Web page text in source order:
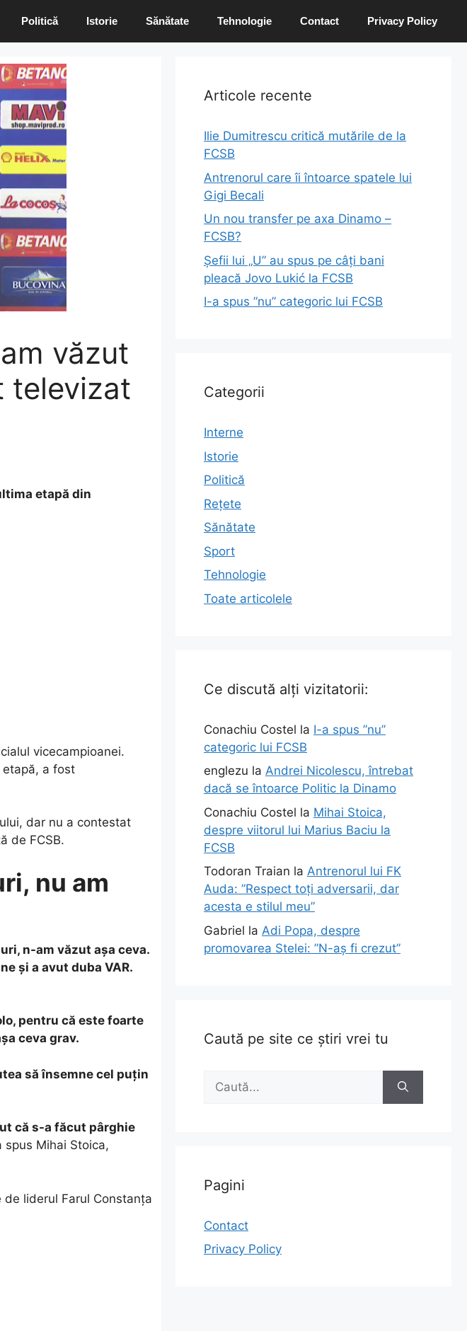
Politică Istorie Sănătate Tehnologie Contact Privacy Policy
văzut
televizat
etapă din
vicecampioanei.
etapă, a fost
dar nu a contestat
de FCSB.
nu am
n-am văzut aşa ceva.
şi a avut duba VAR.
pentru că este foarte
ceva grav.
să însemne cel puţin
că s-a făcut pârghie
spus Mihai Stoica,
liderul Farul Constanța
Articole recente
Ilie Dumitrescu critică mutările de la
FCSB
Antrenorul care îi întoarce spatele lui
Gigi Becali
Un nou transfer pe axa Dinamo –
FCSB?
Șefii lui „U” au spus pe câți bani
pleacă Jovo Lukić la FCSB
I-a spus ”nu” categoric lui FCSB
Categorii
Interne
Istorie
Politică
Rețete
Sănătate
Sport
Tehnologie
Toate articolele
Ce discută alți vizitatorii:
Conachiu Costel la I-a spus ”nu”
categoric lui FCSB
englezu la Andrei Nicolescu, întrebat
dacă se întoarce Politic la Dinamo
Conachiu Costel la Mihai Stoica,
despre viitorul lui Marius Baciu la
FCSB
Todoran Traian la Antrenorul lui FK
Auda: ”Respect toți adversarii, dar
acesta e stilul meu”
Gabriel la Adi Popa, despre
promovarea Stelei: ”N-aș fi crezut”
Caută pe site ce știri vrei tu
după:
Pagini
Contact
Privacy Policy